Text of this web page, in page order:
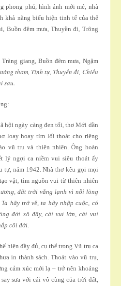
phong phú, hình ảnh mới mẻ, nhà
khả năng biểu hiện tinh tế của thể
Buồn đêm mưa, Thuyền đi, Trông
giang, Buồn đêm mưa, Ngậm
thơm, Tình tự, Thuyền đi, Chiều
sau.
ngày càng đen tối, thơ Mới dần
loay hoay tìm lối thoát cho riêng
vũ trụ và thiên nhiên. Ông hoàn
lý ngợi ca niềm vui siêu thoát ấy
tự, năm 1942. Nhà thơ kêu gọi mọi
vật, tìm nguồn vui từ thiên nhiên
đất trời vắng lạnh vì nỗi lòng
hãy trở về, ta hãy nhập cuộc, có
đời xô đẩy, cái vui lớn, cái vui
cõi đời.
đầy đủ, cụ thể trong Vũ trụ ca
in thành sách. Thoát vào vũ trụ,
cảm xúc mới lạ – trở nên khoáng
sưa với cái vô cùng của trời đất,